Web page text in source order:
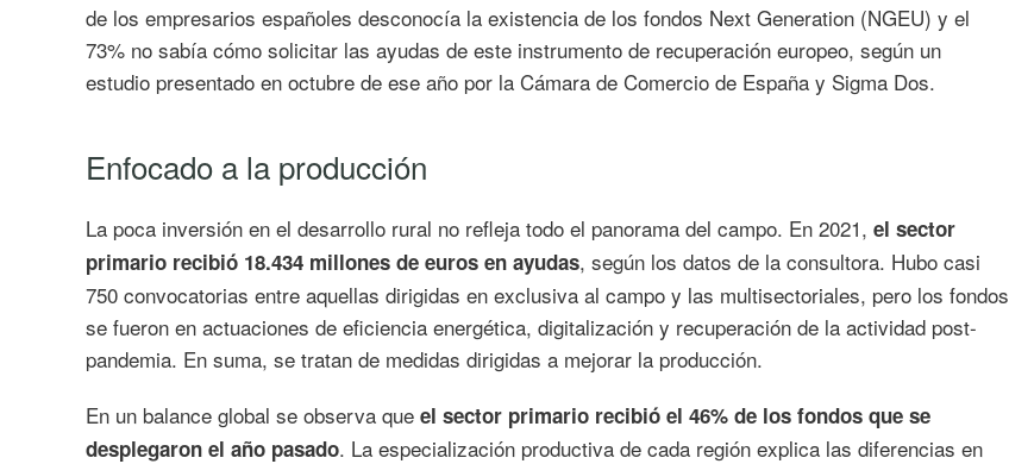
de los empresarios españoles desconocía la existencia de los fondos Next Generation (NGEU) y el
73% no sabía cómo solicitar las ayudas de este instrumento de recuperación europeo, según un
estudio presentado en octubre de ese año por la Cámara de Comercio de España y Sigma Dos.
Enfocado a la producción
La poca inversión en el desarrollo rural no refleja todo el panorama del campo. En 2021, el sector
primario recibió 18.434 millones de euros en ayudas, según los datos de la consultora. Hubo casi
750 convocatorias entre aquellas dirigidas en exclusiva al campo y las multisectoriales, pero los fondos
se fueron en actuaciones de eficiencia energética, digitalización y recuperación de la actividad post-
pandemia. En suma, se tratan de medidas dirigidas a mejorar la producción.
En un balance global se observa que el sector primario recibió el 46% de los fondos que se
desplegaron el año pasado. La especialización productiva de cada región explica las diferencias en